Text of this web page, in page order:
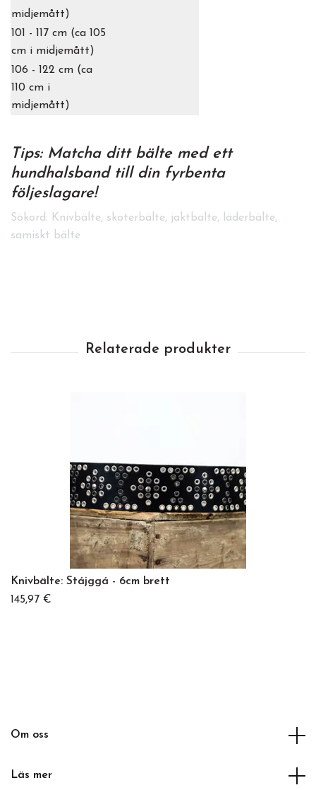
midjemått)
101 - 117 cm (ca 105
cm i midjemått)
106 - 122 cm (ca
110 cm i
midjemått)
Tips: Matcha ditt bälte med ett
hundhalsbandtill din fyrbenta
följeslagare!
Sökord: Knivbälte, skoterbälte, jaktbälte, läderbälte,
samiskt bälte
Knivbälte: Stájggá - 6cm brett
145,97 €
Om oss
Läs mer